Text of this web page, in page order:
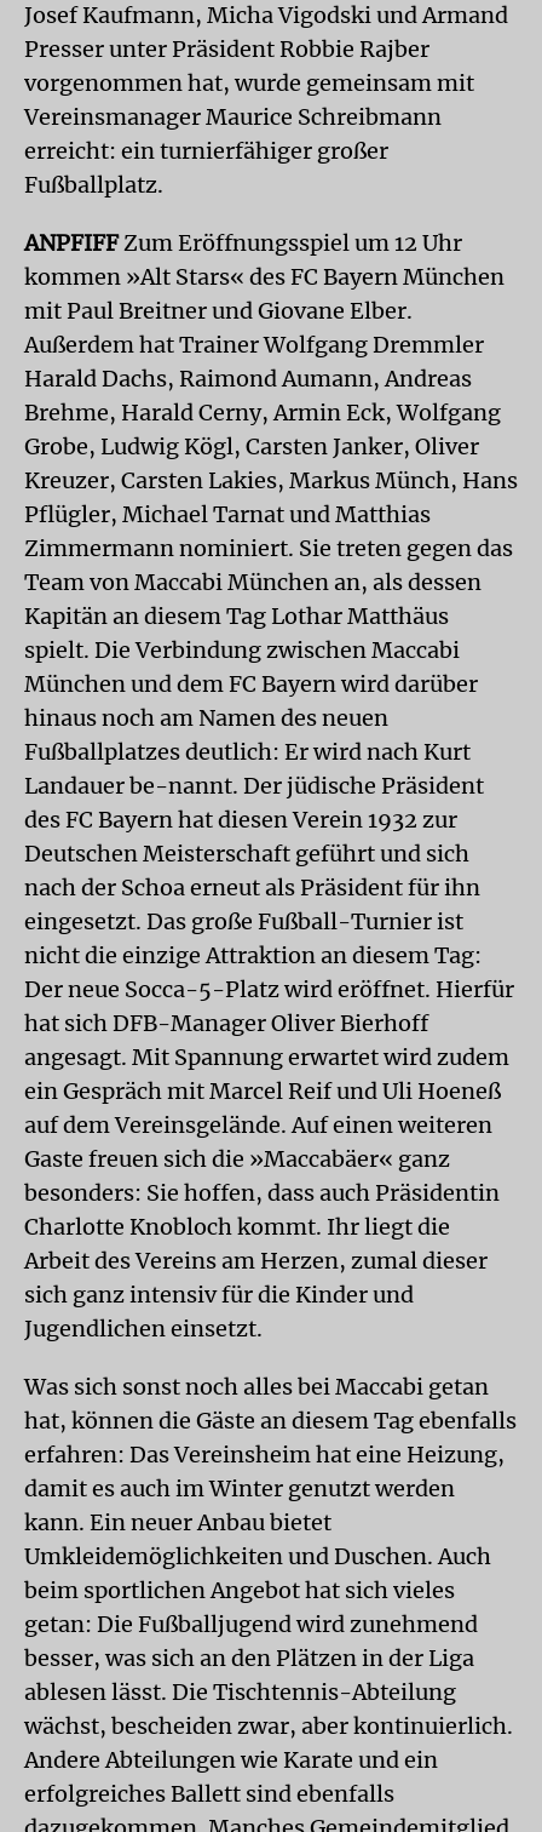
Josef Kaufmann, Micha Vigodski und Armand
Presser unter Präsident Robbie Rajber
vorgenommen hat, wurde gemeinsam mit
Vereinsmanager Maurice Schreibmann
erreicht: ein turnierfähiger großer
Fußballplatz.
ANPFIFFZum Eröffnungsspiel um 12 Uhr
kommen »Alt Stars« des FC Bayern München
mit Paul Breitner und Giovane Elber.
Außerdem hat Trainer Wolfgang Dremmler
Harald Dachs, Raimond Aumann, Andreas
Brehme, Harald Cerny, Armin Eck, Wolfgang
Grobe, Ludwig Kögl, Carsten Janker, Oliver
Kreuzer, Carsten Lakies, Markus Münch, Hans
Pflügler, Michael Tarnat und Matthias
Zimmermann nominiert. Sie treten gegen das
Team von Maccabi München an, als dessen
Kapitän an diesem Tag Lothar Matthäus
spielt. Die Verbindung zwischen Maccabi
München und dem FC Bayern wird darüber
hinaus noch am Namen des neuen
Fußballplatzes deutlich: Er wird nach Kurt
Landauer be-nannt. Der jüdische Präsident
des FC Bayern hat diesen Verein 1932 zur
Deutschen Meisterschaft geführt und sich
nach der Schoa erneut als Präsident für ihn
eingesetzt. Das große Fußball-Turnier ist
nicht die einzige Attraktion an diesem Tag:
Der neue Socca-5-Platz wird eröffnet. Hierfür
hat sich DFB-Manager Oliver Bierhoff
angesagt. Mit Spannung erwartet wird zudem
ein Gespräch mit Marcel Reif und Uli Hoeneß
auf dem Vereinsgelände. Auf einen weiteren
Gaste freuen sich die »Maccabäer« ganz
besonders: Sie hoffen, dass auch Präsidentin
Charlotte Knobloch kommt. Ihr liegt die
Arbeit des Vereins am Herzen, zumal dieser
sich ganz intensiv für die Kinder und
Jugendlichen einsetzt.
Was sich sonst noch alles bei Maccabi getan
hat, können die Gäste an diesem Tag ebenfalls
erfahren: Das Vereinsheim hat eine Heizung,
damit es auch im Winter genutzt werden
kann. Ein neuer Anbau bietet
Umkleidemöglichkeiten und Duschen. Auch
beim sportlichen Angebot hat sich vieles
getan: Die Fußballjugend wird zunehmend
besser, was sich an den Plätzen in der Liga
ablesen lässt. Die Tischtennis-Abteilung
wächst, bescheiden zwar, aber kontinuierlich.
Andere Abteilungen wie Karate und ein
erfolgreiches Ballett sind ebenfalls